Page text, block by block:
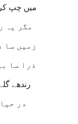
میں چپ
مگر یہ
زمیں سا
ذرا سا
رندھے
در